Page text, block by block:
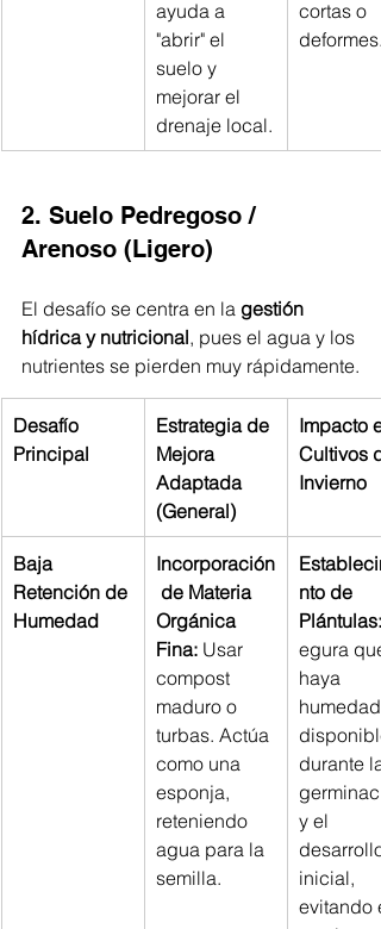
ayuda a
"abrir" el
suelo y
mejorar el
drenaje local.
cortas o
deformes.
2. Suelo Pedregoso /
Arenoso (Ligero)
El desafío se centra en la gestión
hídrica y nutricional, pues el agua y los
nutrientes se pierden muy rápidamente.
Desafío
Principal
Estrategia de
Mejora
Adaptada
(General)
Impacto
Cultivos
Invierno
Baja
Retención de
Humedad
Incorporación
de Materia
Orgánica
Fina: Usar
compost
maduro o
turbas. Actúa
como una
esponja,
reteniendo
agua para la
semilla.
nto de
Plántulas:
egura que
haya
humedad
durante la
y el
desarrollo
inicial,
evitando